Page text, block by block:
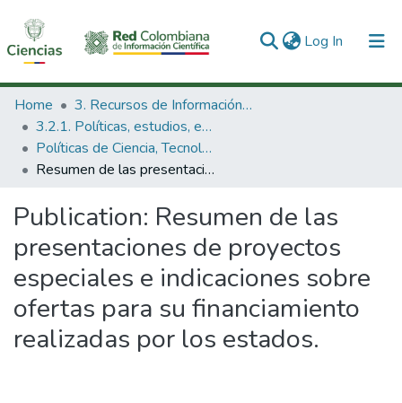
Log In (current)
Communities & Collections
All of DSpace
Statistics
Home
3. Recursos de Información Científica y Tecnológica
3.2.1. Políticas, estudios, evaluaciones e indicadores de CTeI
Políticas de Ciencia, Tecnología e Innovación
Resumen de las presentaciones de proyectos especiales e indicaciones sobre ofertas para su financiamiento realizadas por los estados.
Publication: Resumen de las
presentaciones de proyectos
especiales e indicaciones sobre
ofertas para su financiamiento
realizadas por los estados.